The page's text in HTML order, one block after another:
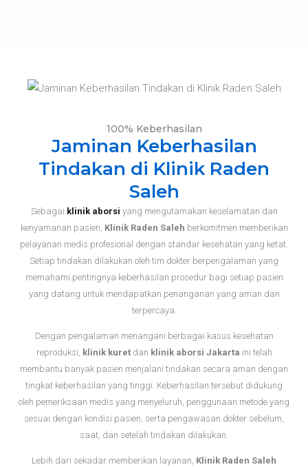
100% Keberhasilan
Jaminan Keberhasilan
Tindakan di Klinik Raden
Saleh
Sebagai klinik aborsi yang mengutamakan keselamatan dan
kenyamanan pasien, Klinik Raden Saleh berkomitmen memberikan
pelayanan medis profesional dengan standar kesehatan yang ketat.
Setiap tindakan dilakukan oleh tim dokter berpengalaman yang
memahami pentingnya keberhasilan prosedur bagi setiap pasien
yang datang untuk mendapatkan penanganan yang aman dan
terpercaya.
Dengan pengalaman menangani berbagai kasus kesehatan
reproduksi, klinik kuretdan klinik aborsi Jakarta ini telah
membantu banyak pasien menjalani tindakan secara aman dengan
tingkat keberhasilan yang tinggi. Keberhasilan tersebut didukung
oleh pemeriksaan medis yang menyeluruh, penggunaan metode yang
sesuai dengan kondisi pasien, serta pengawasan dokter sebelum,
saat, dan setelah tindakan dilakukan.
Lebih dari sekadar memberikan layanan, Klinik Raden Saleh